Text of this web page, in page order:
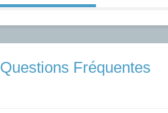
Questions Fréquentes